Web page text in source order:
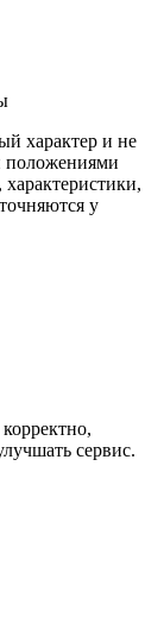
характер и не
положениями
у
сервис.